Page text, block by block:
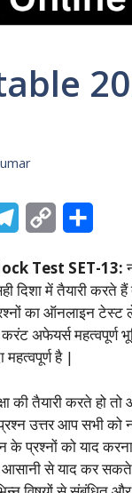
l
e
g
r
a
m
p
y
L
i
n
k
r
e
Test SET-13:
दिशा में तैयारी
का ऑनलाइन
करंट अफेयर्स
महत्वपूर्ण है |
की तैयारी करते
उत्तर आप सभी को
के प्रश्नों को याद
से याद कर